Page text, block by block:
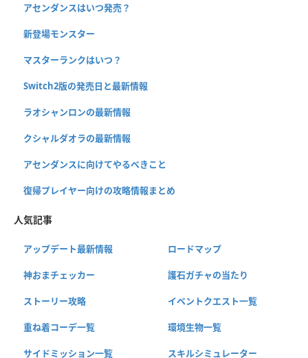
アセンダンスはいつ発売？
新登場モンスター
マスターランクはいつ？
Switch2版の発売日と最新情報
ラオシャンロンの最新情報
クシャルダオラの最新情報
アセンダンスに向けてやるべきこと
復帰プレイヤー向けの攻略情報まとめ
人気記事
アップデート最新情報 ロードマップ
神おまチェッカー 護石ガチャの当たり
ストーリー攻略 イベントクエスト一覧
重ね着コーデ一覧 環境生物一覧
サイドミッション一覧 スキルシミュレーター